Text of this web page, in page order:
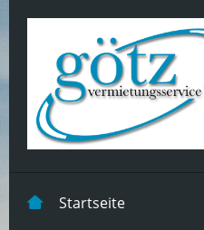
Startseite